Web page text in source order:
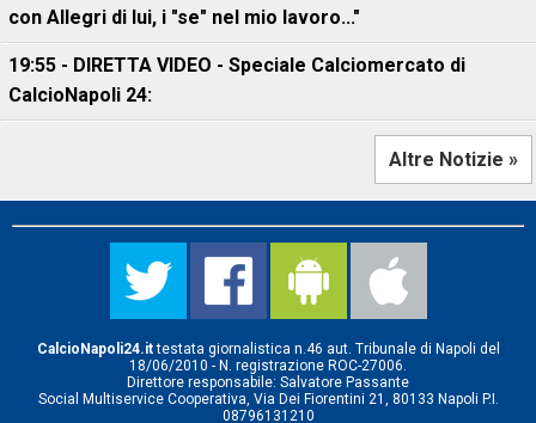
con Allegri di lui, i "se" nel mio lavoro..."
19:55 - DIRETTA VIDEO - Speciale Calciomercato di
CalcioNapoli 24:
Altre Notizie »
CalcioNapoli24.ittestata giornalistica n.46 aut. Tribunale di Napoli del
18/06/2010 - N. registrazione ROC-27006.
Direttore responsabile: Salvatore Passante
Social Multiservice Cooperativa, Via Dei Fiorentini 21, 80133 Napoli P.I.
08796131210